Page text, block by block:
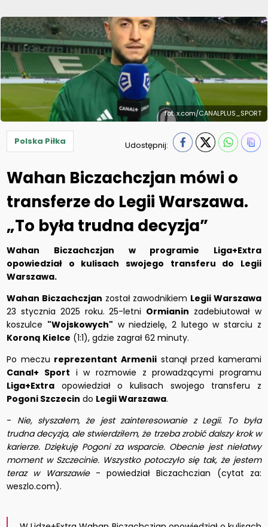
fot. x.com/CANALPLUS_SPORT
Polska Piłka Udostępnij:
Wahan Biczachczjan mówi o
transferze do Legii Warszawa.
„To była trudna decyzja”
Wahan Biczachczjan w programie Liga+Extra
opowiedział o kulisach swojego transferu do Legii
Warszawa.
Wahan Biczachczjan został zawodnikiem Legii Warszawa
23 stycznia 2025 roku. 25-letni Ormianin zadebiutował w
koszulce "Wojskowych" w niedzielę, 2 lutego w starciu z
Koroną Kielce (1:1), gdzie zagrał 62 minuty.
Po meczu reprezentant Armenii stanął przed kamerami
Canal+ Sport i w rozmowie z prowadzącymi programu
Liga+Extra opowiedział o kulisach swojego transferu z
Pogoni Szczecin do Legii Warszawa.
- Nie, słyszałem, że jest zainteresowanie z Legii. To była
trudna decyzja, ale stwierdziłem, że trzeba zrobić dalszy krok w
karierze. Dziękuję Pogoni za wsparcie. Obecnie jest niełatwy
moment w Szczecinie. Wszystko potoczyło się tak, że jestem
teraz w Warszawie- powiedział Biczachczian (cytat za:
weszlo.com).